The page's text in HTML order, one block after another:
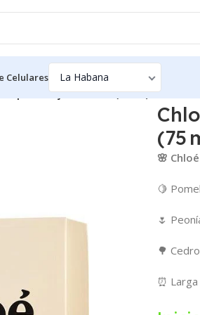
Celulares
para Mujer – 2.5 oz (75 ml)
(75
🌸
🍋
🌷
🌳
⏰